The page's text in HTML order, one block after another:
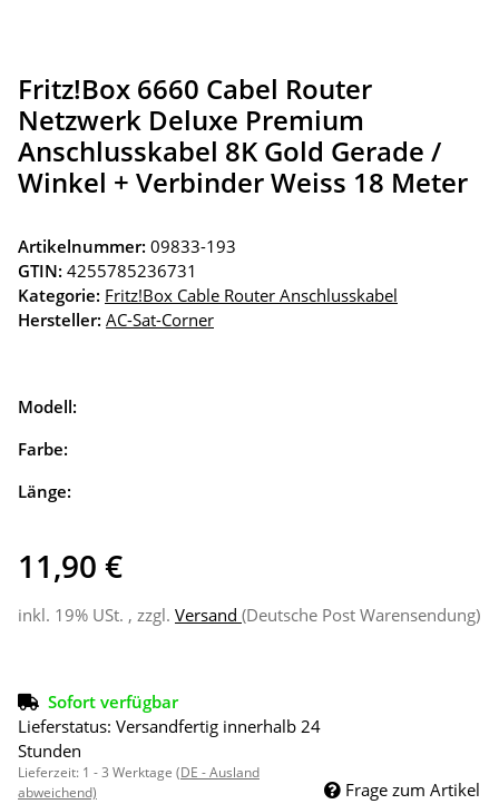
Fritz!Box 6660 Cabel Router
Netzwerk Deluxe Premium
Anschlusskabel 8K Gold Gerade /
Winkel + Verbinder Weiss 18 Meter
Artikelnummer: 09833-193
GTIN: 4255785236731
Kategorie: Fritz!Box Cable Router Anschlusskabel
Hersteller: AC-Sat-Corner
Modell:
Farbe:
Länge:
11,90 €
inkl. 19% USt. , zzgl. Versand (Deutsche Post Warensendung)
Sofort verfügbar
Lieferstatus: Versandfertig innerhalb 24
Stunden
Lieferzeit: 1 - 3 Werktage (DE - Ausland
abweichend)
Frage zum Artikel